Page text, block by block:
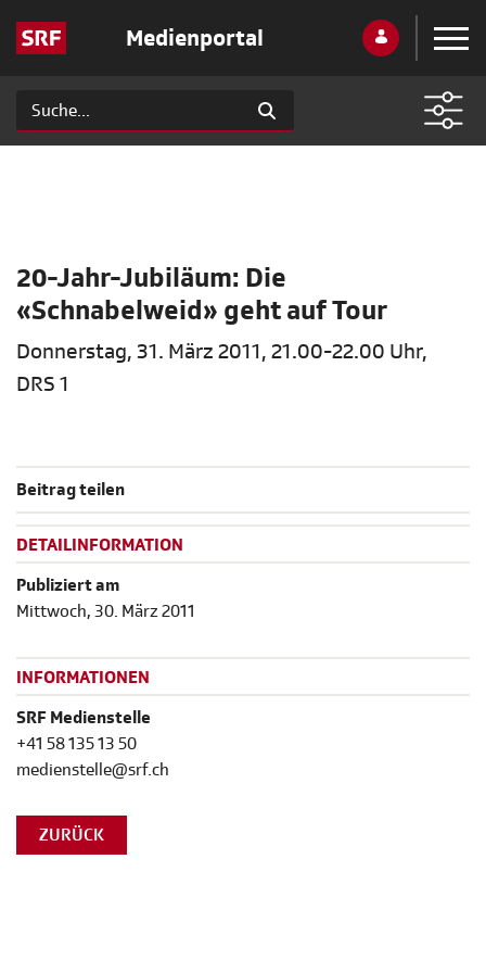
Medienportal
20-Jahr-Jubiläum: Die
«Schnabelweid» geht auf Tour
Donnerstag, 31. März 2011, 21.00-22.00 Uhr,
DRS 1
Beitrag teilen
DETAILINFORMATION
Publiziert am
Mittwoch, 30. März 2011
INFORMATIONEN
SRF Medienstelle
+41 58 135 13 50
medienstelle@srf.ch
ZURÜCK